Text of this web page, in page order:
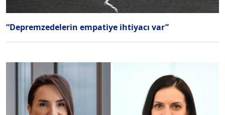
“Depremzedelerin empatiye ihtiyacı var”